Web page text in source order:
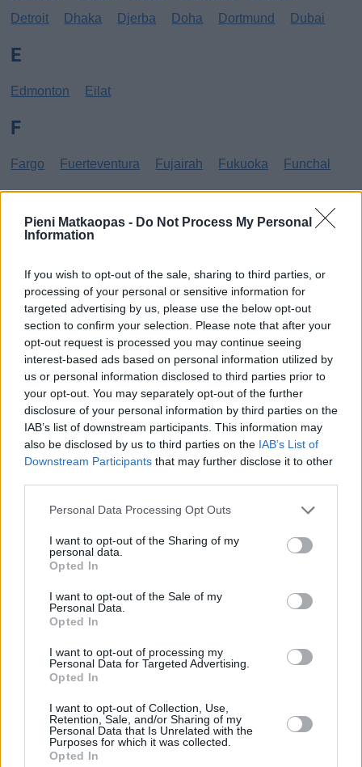
Pieni Matkaopas - Do Not Process My Personal
Information
If you wish to opt-out of the sale, sharing to third parties, or
processing of your personal or sensitive information for
targeted advertising by us, please use the below opt-out
section to confirm your selection. Please note that after your
opt-out request is processed you may continue seeing
interest-based ads based on personal information utilized by
us or personal information disclosed to third parties prior to
your opt-out. You may separately opt-out of the further
disclosure of your personal information by third parties on the
IAB’s list of downstream participants. This information may
also be disclosed by us to third parties on the IAB’s List of
Downstream Participants that may further disclose it to other
Personal Data Processing Opt Outs
I want to opt-out of the Sharing of my
personal data.
Opted In
I want to opt-out of the Sale of my
Personal Data.
Opted In
I want to opt-out of processing my
Personal Data for Targeted Advertising.
Opted In
I want to opt-out of Collection, Use,
Retention, Sale, and/or Sharing of my
Personal Data that Is Unrelated with the
Purposes for which it was collected.
Opted In
Detroit
Dhaka Djerba Doha Dortmund Dubai
E
Edmonton Eilat
F
Fargo Fuerteventura Fujairah Fukuoka Funchal
Gibraltar Gran Canaria
Haag Hammamet Hania Hannover
Hanoi
Helsingborg Helsinki
Ho Chi Minh City
Hong Kong
Honolulu Houston Hua Hin
Innsbruck Izmir
Jönköping
Lanzarote Larnaka Lefkas
Linköping
Los Angeles
Lund
Mangalia Marseille